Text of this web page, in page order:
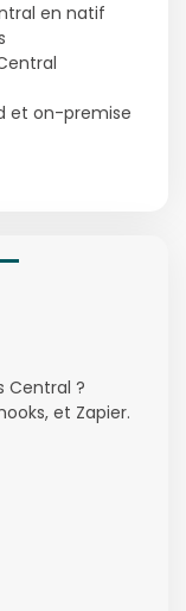
en natif
et on-premise
Central ?
et Zapier.